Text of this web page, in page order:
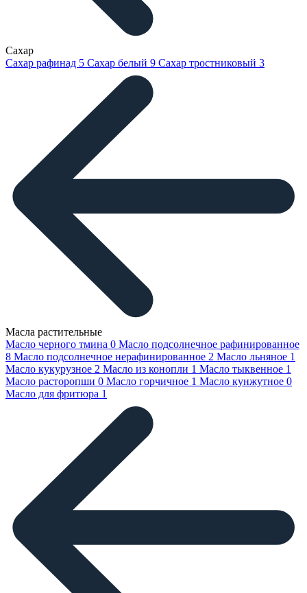
Сахар
Сахар рафинад 5 Сахар белый 9 Сахар тростниковый 3
Масла растительные
Масло черного тмина 0 Масло подсолнечное рафинированное
8 Масло подсолнечное нерафинированное 2 Масло льняное 1
Масло кукурузное 2 Масло из конопли 1 Масло тыквенное 1
Масло расторопши 0 Масло горчичное 1 Масло кунжутное 0
Масло для фритюра 1